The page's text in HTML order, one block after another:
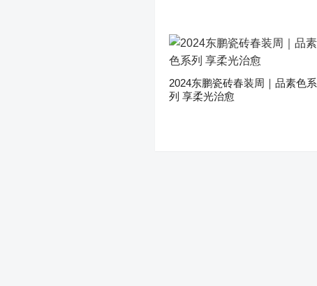
2024东鹏瓷砖春装周｜品素色系
列 享柔光治愈